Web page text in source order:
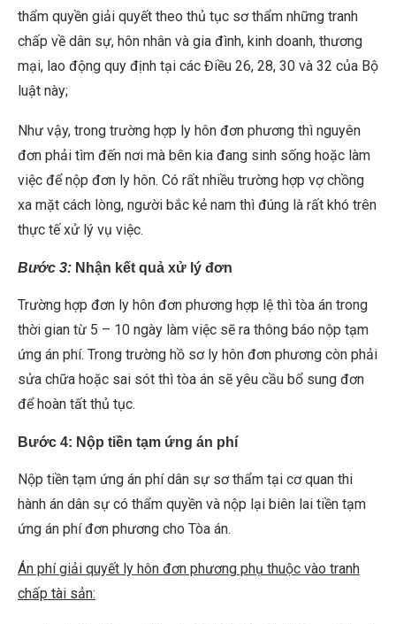
thẩm quyền giải quyết theo thủ tục sơ thẩm những tranh
chấp về dân sự, hôn nhân và gia đình, kinh doanh, thương
mại, lao động quy định tại các Điều 26, 28, 30 và 32 của Bộ
luật này;
Như vậy, trong trường hợp ly hôn đơn phương thì nguyên
đơn phải tìm đến nơi mà bên kia đang sinh sống hoặc làm
việc để nộp đơn ly hôn. Có rất nhiều trường hợp vợ chồng
xa mặt cách lòng, người bắc kẻ nam thì đúng là rất khó trên
thực tế xử lý vụ việc.
Bước 3: Nhận kết quả xử lý đơn
Trường hợp đơn ly hôn đơn phương hợp lệ thì tòa án trong
thời gian từ 5 – 10 ngày làm việc sẽ ra thông báo nộp tạm
ứng án phí. Trong trường hồ sơ ly hôn đơn phương còn phải
sửa chữa hoặc sai sót thì tòa án sẽ yêu cầu bổ sung đơn
để hoàn tất thủ tục.
Bước 4: Nộp tiền tạm ứng án phí
Nộp tiền tạm ứng án phí dân sự sơ thẩm tại cơ quan thi
hành án dân sự có thẩm quyền và nộp lại biên lai tiền tạm
ứng án phí đơn phương cho Tòa án.
Án phí giải quyết ly hôn đơn phương phụ thuộc vào tranh
chấp tài sản: